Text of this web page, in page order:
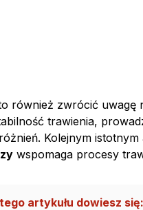
również zwrócić uwagę
trawienia,
Kolejnym
wspomaga procesy
artykułu dowiesz się: